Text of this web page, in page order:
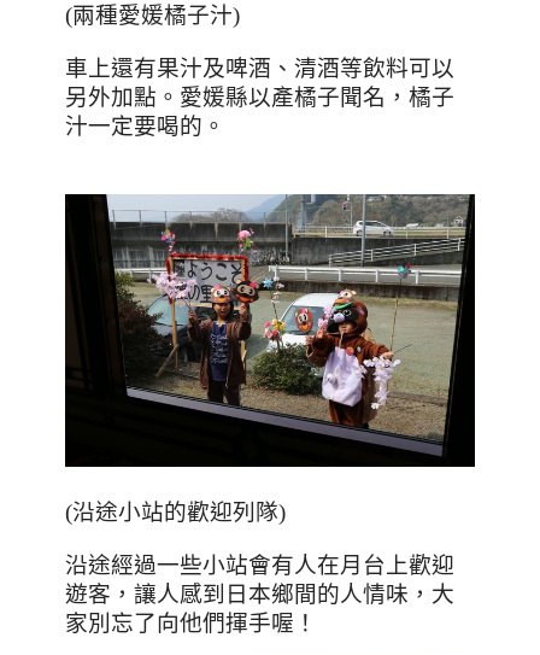
(兩種愛媛橘子汁)
車上還有果汁及啤酒、清酒等飲料可以
另外加點。愛媛縣以產橘子聞名，橘子
汁一定要喝的。
(沿途小站的歡迎列隊)
沿途經過一些小站會有人在月台上歡迎
遊客，讓人感到日本鄉間的人情味，大
家別忘了向他們揮手喔！